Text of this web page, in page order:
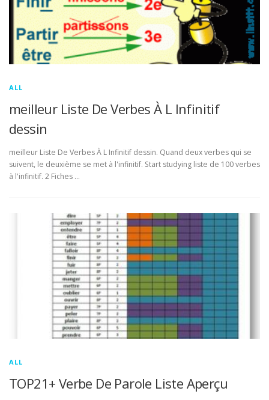
ALL
meilleur Liste De Verbes À L Infinitif
dessin
meilleur Liste De Verbes À L Infinitif dessin. Quand deux verbes qui se
suivent, le deuxième se met à l'infinitif. Start studying liste de 100 verbes
à l'infinitif. 2 Fiches …
ALL
TOP21+ Verbe De Parole Liste Aperçu